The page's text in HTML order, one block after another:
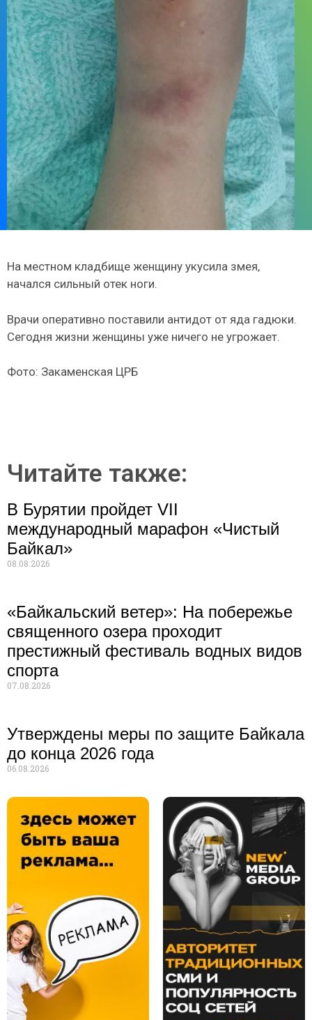
На местном кладбище женщину укусила змея,
начался сильный отек ноги.
Врачи оперативно поставили антидот от яда гадюки.
Сегодня жизни женщины уже ничего не угрожает.
Фото: Закаменская ЦРБ
Читайте также:
В Бурятии пройдет VII
международный марафон «Чистый
Байкал»
08.08.2026
«Байкальский ветер»: На побережье
священного озера проходит
престижный фестиваль водных видов
спорта
07.08.2026
Утверждены меры по защите Байкала
до конца 2026 года
06.08.2026